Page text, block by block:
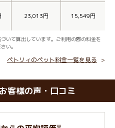
23,013円 15,549円
て算出しています。ご利用の際の料金を
い。
ペトリィのペット料金一覧を見る
客様の声・口コミ
※